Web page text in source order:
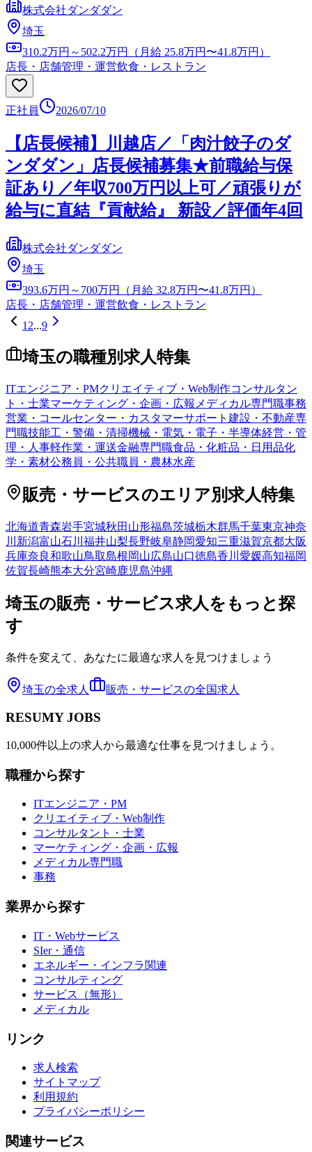
株式会社ダンダダン
埼玉
310.2万円～502.2万円（月給 25.8万円〜41.8万円）
店長・店舗管理・運営飲食・レストラン
正社員 2026/07/10
【店⻑候補】川越店／「⾁汁餃⼦のダ
ンダダン」店⻑候補募集★前職給与保
証あり／年収700万円以上可／頑張りが
給与に直結『貢献給』 新設／評価年4回
株式会社ダンダダン
埼玉
393.6万円～700万円（月給 32.8万円〜41.8万円）
店長・店舗管理・運営飲食・レストラン
1 2...9
埼玉の職種別求人特集
ITエンジニア・PMクリエイティブ・Web制作コンサルタン
ト・士業マーケティング・企画・広報 メディカル専門職事務
営業・コールセンター・カスタマーサポート 建設・不動産専
門職技能工・警備・清掃機械・電気・電子・半導体経営・管
理・人事軽作業・運送金融専門職食品・化粧品・日用品化
学・素材公務員・公共職員・農林水産
販売・サービスのエリア別求人特集
北海道青森岩手宮城秋田 山形福島茨城栃木群馬千葉東京神奈
川 新潟富山石川 福井山梨長野岐阜静岡愛知三重滋賀京都大阪
兵庫奈良和歌山鳥取島根岡山広島山口徳島香川 愛媛高知福岡
佐賀長崎熊本大分宮崎鹿児島沖縄
埼玉の販売・サービス求人をもっと探
す
条件を変えて、あなたに最適な求人を見つけましょう
埼玉の全求人 販売・サービスの全国求人
RESUMY JOBS
10,000件以上の求人から最適な仕事を見つけましょう。
職種から探す
ITエンジニア・PM
クリエイティブ・Web制作
コンサルタント・士業
マーケティング・企画・広報
メディカル専門職
事務
業界から探す
IT・Webサービス
SIer・通信
エネルギー・インフラ関連
コンサルティング
サービス（無形）
メディカル
リンク
求人検索
サイトマップ
利用規約
プライバシーポリシー
関連サービス